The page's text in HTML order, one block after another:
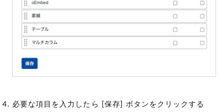
必要な項目を入力したら [保存] ボタンをクリックする